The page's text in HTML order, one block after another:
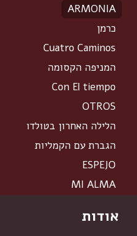
ARMONIA
כרמן
Cuatro Caminos
המניפה הקסומה
Con El tiempo
OTROS
הלילה האחרון בטולדו
הגברת עם הקמליות
ESPEJO
MI ALMA
אודות